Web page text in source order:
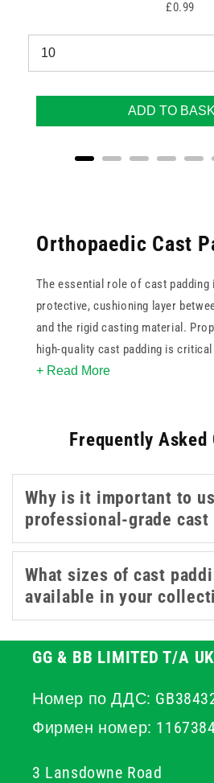
Price
£0.99
ADD TO
Orthopaedic Cast
The essential role of cast padding
protective, cushioning layer
and the rigid casting material.
high-quality cast padding is
preventing friction burns, and
We offer a variety of synthetic
smoothly wrapping around
prominences without creating
pressure points. Furthermore,
breathable cast padding helps to
maintain skin integrity throughout
ensuring maximum patient
+ Read More
Frequently Asked
Why is it important to
professional-grade cast
What sizes of cast
available in your
GG & BB LIMITED T/A
Номер по ДДС:
Фирмен номер:
3 Lansdowne Road